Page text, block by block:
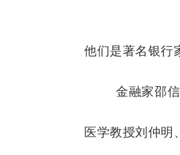
他们是著名银行
金融家邵
医学教授刘仲明